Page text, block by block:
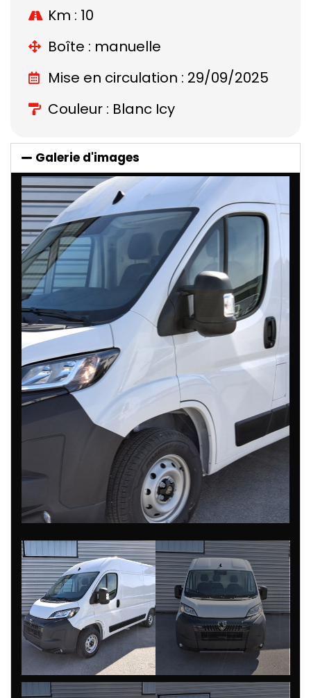
Km : 10
Boîte : manuelle
Mise en circulation : 29/09/2025
Couleur : Blanc Icy
Galerie d'images